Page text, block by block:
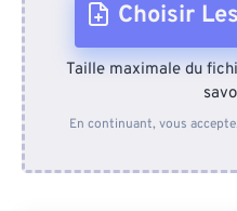
Choisir
Depuis
Taille maximale du
En continuant, vous